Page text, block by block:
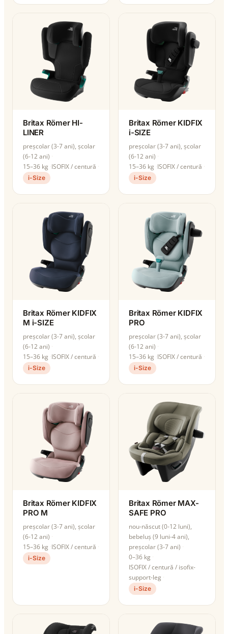
Britax Römer HI-
LINER
preșcolar (3-7 ani), școlar
(6-12 ani)
15–36 kg ISOFIX / centură
i-Size
Britax Römer KIDFIX
i-SIZE
preșcolar (3-7 ani), școlar
(6-12 ani)
15–36 kg ISOFIX / centură
i-Size
Britax Römer KIDFIX
M i-SIZE
preșcolar (3-7 ani), școlar
(6-12 ani)
15–36 kg ISOFIX / centură
i-Size
Britax Römer KIDFIX
PRO
preșcolar (3-7 ani), școlar
(6-12 ani)
15–36 kg ISOFIX / centură
i-Size
Britax Römer KIDFIX
PRO M
preșcolar (3-7 ani), școlar
(6-12 ani)
15–36 kg ISOFIX / centură
i-Size
Britax Römer MAX-
SAFE PRO
nou-născut (0-12 luni),
bebeluș (9 luni-4 ani),
preșcolar (3-7 ani)
0–36 kg
ISOFIX / centură / isofix-
support-leg
i-Size